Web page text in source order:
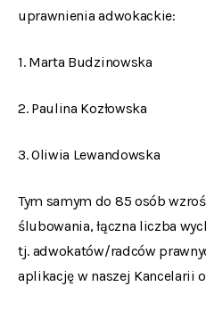
uprawnienia adwokackie:
1. Marta Budzinowska
2. Paulina Kozłowska
3. Oliwia Lewandowska
Tym samym do 85 osób
ślubowania, łączna liczba
tj. adwokatów/radców
aplikację w naszej Kancelarii